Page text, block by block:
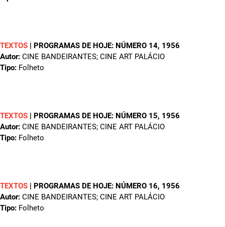
TEXTOS | PROGRAMAS DE HOJE: NÚMERO 14, 1956
Autor: CINE BANDEIRANTES; CINE ART PALÁCIO
Tipo: Folheto
TEXTOS | PROGRAMAS DE HOJE: NÚMERO 15, 1956
Autor: CINE BANDEIRANTES; CINE ART PALÁCIO
Tipo: Folheto
TEXTOS | PROGRAMAS DE HOJE: NÚMERO 16, 1956
Autor: CINE BANDEIRANTES; CINE ART PALÁCIO
Tipo: Folheto